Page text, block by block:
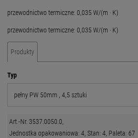
przewodnictwo termiczne: 0,035 W/(m · K)
przewodnictwo termiczne: 0,035 W/(m · K)
Produkty
Typ
Art.-Nr. 3537.0050.0,
Jednostka opakowaniowa: 4, Stan: 4, Paleta: 67